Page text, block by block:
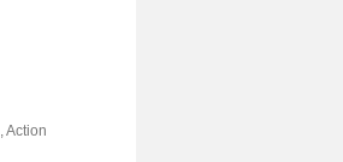
,Action